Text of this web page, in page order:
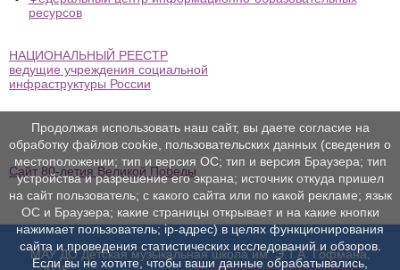
ресурсов
НАЦИОНАЛЬНЫЙ РЕЕСТР
ведущие учреждения социальной
инфраструктуры России
Сайт 80-летия Великой Победы
МАУ ДО Детская музыкальная школа им. Э.Т.А. Гофмана,
Продолжая использовать наш сайт, вы даете согласие на
обработку файлов cookie, пользовательских данных (сведения о
местоположении; тип и версия ОС; тип и версия Браузера; тип
устройства и разрешение его экрана; источник откуда пришел
на сайт пользователь; с какого сайта или по какой рекламе; язык
ОС и Браузера; какие страницы открывает и на какие кнопки
нажимает пользователь; ip-адрес) в целях функционирования
сайта и проведения статистических исследований и обзоров.
Если вы не хотите, чтобы ваши данные обрабатывались,